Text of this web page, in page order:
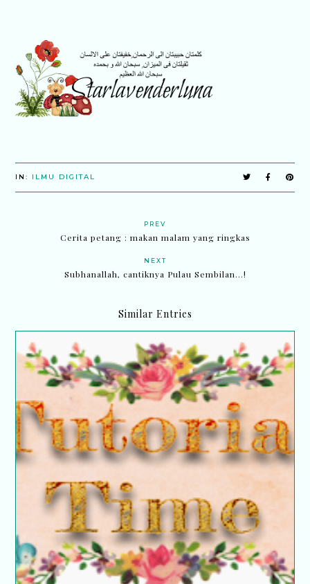
IN: ILMU DIGITAL
PREV
Cerita petang : makan malam yang ringkas
NEXT
Subhanallah, cantiknya Pulau Sembilan...!
Similar Entries
Tutorial : Buat segmen follow blog dengan
menggunakan Blog ID..?